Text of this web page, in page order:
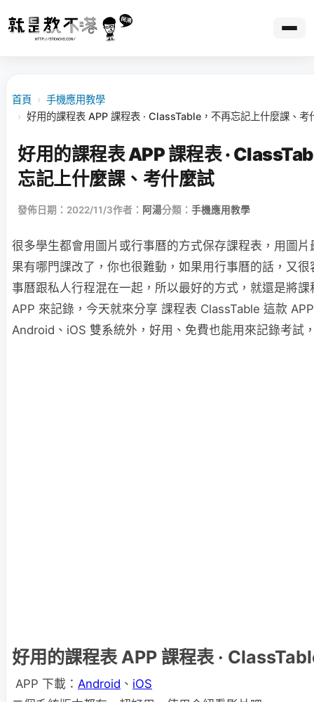
首頁 › 手機應用教學
› 好用的課程表 APP 課程表 · ClassTable，不再忘記上什麼課、考
好用的課程表 APP 課程表 ·
忘記上什麼課、考什麼試
發佈日期：2022/11/3作者： 阿湯分類： 手機應用教學
很多學生都會用圖片或行事曆的方式保存課程表，用圖片
果有哪門課改了，你也很難動，如果用行事曆的話，又
事曆跟私人行程混在一起，所以最好的方式，就還是將課
APP 來記錄，今天就來分享 課程表 ClassTable 這款
Android、iOS 雙系統外，好用、免費也能用來記錄考試
好用的課程表 APP 課程表 ·
APP 下載： Android 、 iOS